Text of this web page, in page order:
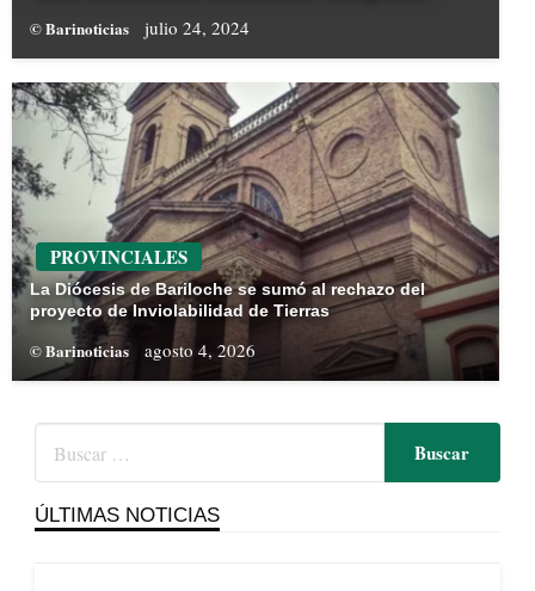
© Barinoticias julio 24, 2024
PROVINCIALES
La Diócesis de Bariloche se sumó al rechazo del
proyecto de Inviolabilidad de Tierras
© Barinoticias agosto 4, 2026
ÚLTIMAS NOTICIAS